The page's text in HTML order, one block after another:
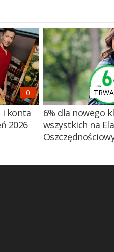
i konta
2026
6% dla nowego
wszystkich na